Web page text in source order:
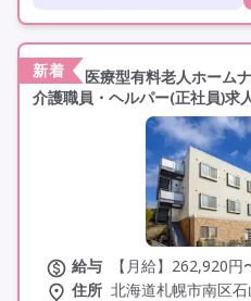
資格取得支援
新着
医療型有料老人ホーム
介護職員・ヘルパー(正社員)求
給与
【月給】262,920円
住所 北海道札幌市南区